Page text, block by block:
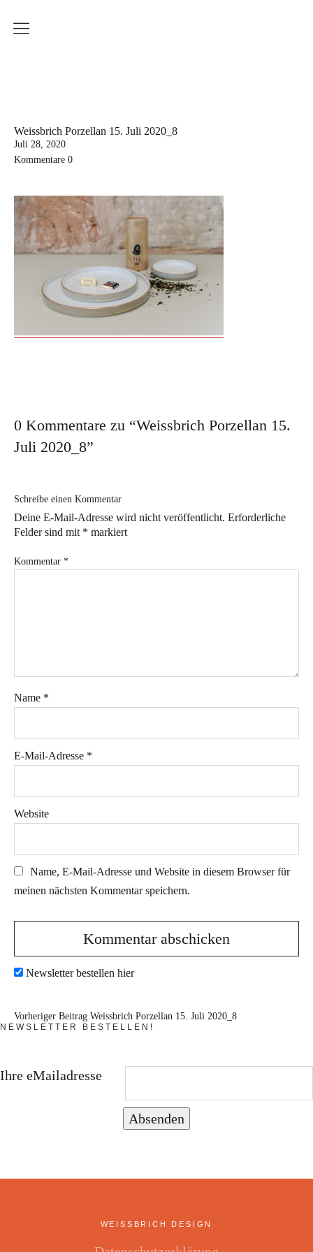
Serie Sinnliche Berührung
Küchenserie
Workshops
Aktuelle Kurstermine
Erwachsenenkurs
Workshop für den besonderen Anlass
Wollen Sie sehen, wie
Weissbrich Porzellan 15. Juli 2020_8
Juli 28, 2020
Kommentare 0
0 Kommentare zu “Weissbrich Porzellan 15.
Juli 2020_8”
Schreibe einen Kommentar
Deine E-Mail-Adresse wird nicht veröffentlicht. Erforderliche
Felder sind mit * markiert
Kommentar *
Name *
E-Mail-Adresse *
Website
Name, E-Mail-Adresse und Website in diesem Browser für
meinen nächsten Kommentar speichern.
Newsletter bestellen hier
Vorheriger Beitrag Weissbrich Porzellan 15. Juli 2020_8
NEWSLETTER BESTELLEN!
Ihre eMailadresse
Absenden
WEISSBRICH DESIGN